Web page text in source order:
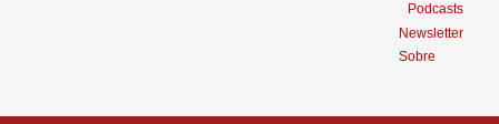
Podcasts
Newsletter
Sobre